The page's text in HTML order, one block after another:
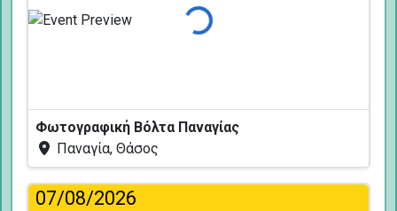
Φόρτωση...
Φωτογραφική Βόλτα Παναγίας
Παναγία, Θάσος
07/08/2026